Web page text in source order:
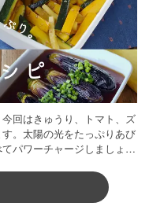
回はきゅうり、トマト、ズ
。太陽の光をたっぷりあび
パワーチャージしましょう